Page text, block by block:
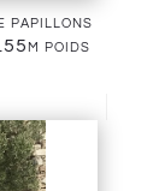
papillons
poids